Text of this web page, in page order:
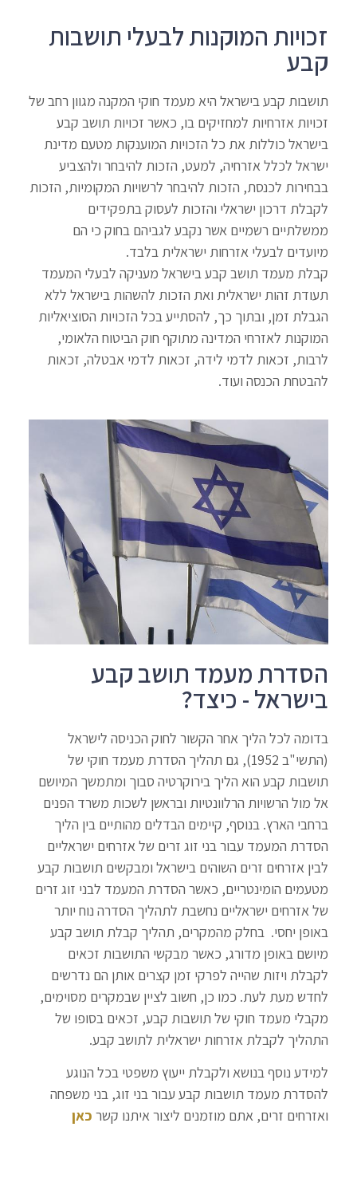
זכויות המוקנות לבעלי תושבות
קבע
תושבות קבע בישראל היא מעמד חוקי המקנה מגוון רחב של
זכויות אזרחיות למחזיקים בו, כאשר זכויות תושב קבע
בישראל כוללות את כל הזכויות המוענקות מטעם מדינת
ישראל לכלל אזרחיה, למעט, הזכות להיבחר ולהצביע
בבחירות לכנסת, הזכות להיבחר לרשויות המקומיות, הזכות
לקבלת דרכון ישראלי והזכות לעסוק בתפקידים
ממשלתיים רשמיים אשר נקבע לגביהם בחוק כי הם
מיועדים לבעלי אזרחות ישראלית בלבד.
קבלת מעמד תושב קבע בישראל מעניקה לבעלי המעמד
תעודת זהות ישראלית ואת הזכות להשהות בישראל ללא
הגבלת זמן, ובתוך כך, להסתייע בכל הזכויות הסוציאליות
המוקנות לאזרחי המדינה מתוקף חוק הביטוח הלאומי,
לרבות, זכאות לדמי לידה, זכאות לדמי אבטלה, זכאות
להבטחת הכנסה ועוד.
הסדרת מעמד תושב קבע
בישראל - כיצד?
בדומה לכל הליך אחר הקשור לחוק הכניסה לישראל
(התשי"ב 1952), גם תהליך הסדרת מעמד חוקי של
תושבות קבע הוא הליך בירוקרטיה סבוך ומתמשך המיושם
אל מול הרשויות הרלוונטיות ובראשן לשכות משרד הפנים
ברחבי הארץ. בנוסף, קיימים הבדלים מהותיים בין הליך
הסדרת המעמד עבור בני זוג זרים של אזרחים ישראליים
לבין אזרחים זרים השוהים בישראל ומבקשים תושבות קבע
מטעמים הומינטריים, כאשר הסדרת המעמד לבני זוג זרים
של אזרחים ישראליים נחשבת לתהליך הסדרה נוח יותר
באופן יחסי. בחלק מהמקרים, תהליך קבלת תושב קבע
מיושם באופן מדורג, כאשר מבקשי התושבות זכאים
לקבלת ויזות שהייה לפרקי זמן קצרים אותן הם נדרשים
לחדש מעת לעת. כמו כן, חשוב לציין שבמקרים מסוימים,
מקבלי מעמד חוקי של תושבות קבע, זכאים בסופו של
התהליך לקבלת אזרחות ישראלית לתושב קבע.
למידע נוסף בנושא ולקבלת ייעוץ משפטי בכל הנוגע
להסדרת מעמד תושבות קבע עבור בני זוג, בני משפחה
ואזרחים זרים, אתם מוזמנים ליצור איתנו קשר כאן